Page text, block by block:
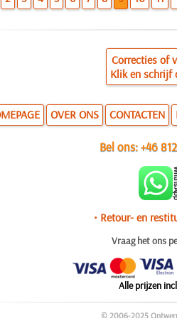
Correcties of
Klik en schrijf
OVER ONS CONTACTEN
Bel ons:+46
• Retour- en
Vraag het ons
Alle prijzen
© 2006-2025